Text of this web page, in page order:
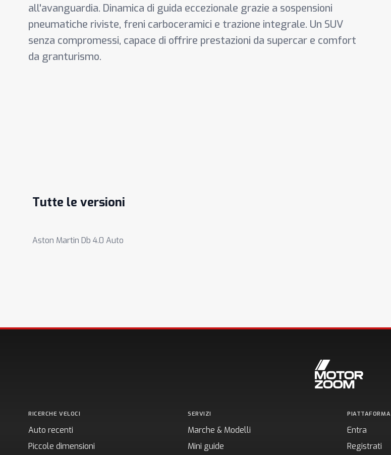
all'avanguardia. Dinamica di guida eccezionale grazie a sospensioni
pneumatiche riviste, freni carboceramici e trazione integrale. Un SUV
senza compromessi, capace di offrire prestazioni da supercar e comfort
da granturismo.
Tutte le versioni
Aston Martin Db 4.0 Auto
RICERCHE VELOCI
Auto recenti
Piccole dimensioni
SERVIZI
Marche & Modelli
Mini guide
PIATTAFORMA
Entra
Registrati